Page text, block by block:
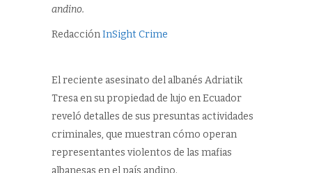
andino.
RedacciónInSight Crime
El reciente asesinato del albanés Adriatik
Tresa en su propiedad de lujo en Ecuador
reveló detalles de sus presuntas actividades
criminales, que muestran cómo operan
representantes violentos de las mafias
albanesas en el país andino.